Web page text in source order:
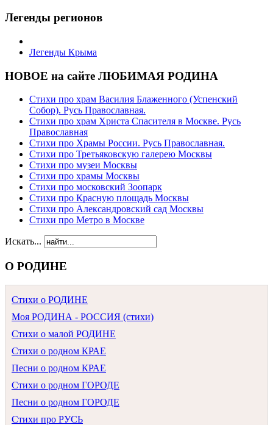
Легенды регионов
Легенды Крыма
НОВОЕ на сайте ЛЮБИМАЯ РОДИНА
Стихи про храм Василия Блаженного (Успенский
Собор). Русь Православная.
Стихи про храм Христа Спасителя в Москве. Русь
Православная
Стихи про Храмы России. Русь Православная.
Стихи про Третьяковскую галерею Москвы
Стихи про музеи Москвы
Стихи про храмы Москвы
Стихи про московский Зоопарк
Стихи про Красную площадь Москвы
Стихи про Александровский сад Москвы
Стихи про Метро в Москве
Искать...
О РОДИНЕ
Стихи о РОДИНЕ
Моя РОДИНА - РОССИЯ (стихи)
Стихи о малой РОДИНЕ
Стихи о родном КРАЕ
Песни о родном КРАЕ
Стихи о родном ГОРОДЕ
Песни о родном ГОРОДЕ
Стихи про РУСЬ